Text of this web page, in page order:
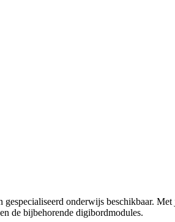
onderwijs beschikbaar.
de bijbehorende digibordmodules.